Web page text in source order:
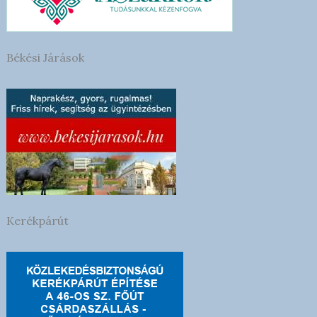
Békési Járások
Kerékpárút